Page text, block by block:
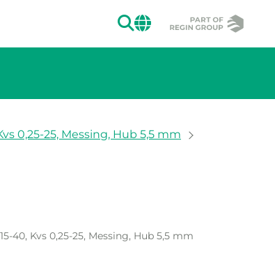
SUCHEN
CHANGE
0,25-25, Messing, Hub 5,5 mm
Bildes.
40, Kvs 0,25-25, Messing, Hub 5,5 mm